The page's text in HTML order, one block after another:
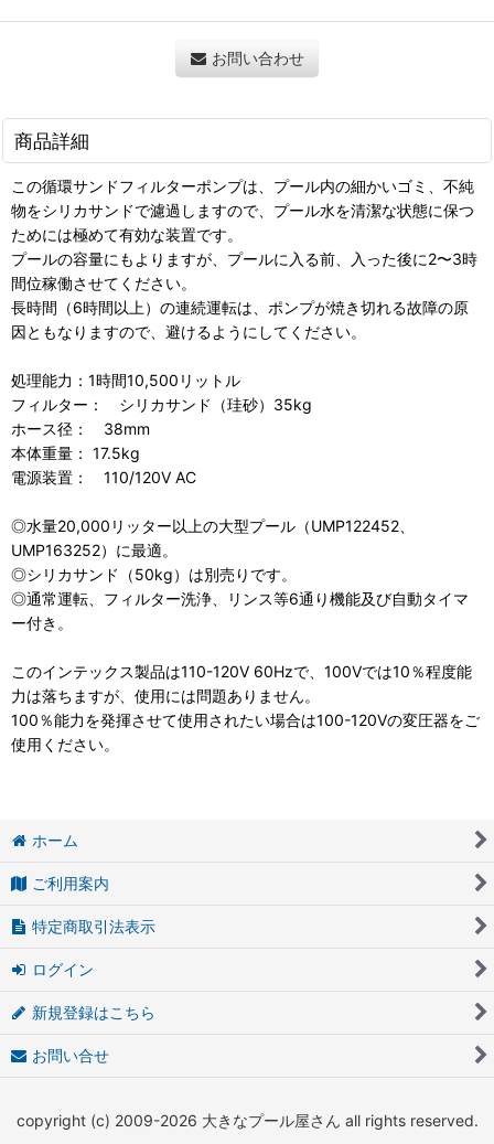
お問い合わせ
商品詳細
この循環サンドフィルターポンプは、プール内の細かいゴミ、不純
物をシリカサンドで濾過しますので、プール水を清潔な状態に保つ
ためには極めて有効な装置です。
プールの容量にもよりますが、プールに入る前、入った後に2〜3時
間位稼働させてください。
長時間（6時間以上）の連続運転は、ポンプが焼き切れる故障の原
因ともなりますので、避けるようにしてください。
処理能力：1時間10,500リットル
フィルター： シリカサンド（珪砂）35kg
ホース径： 38mm
本体重量： 17.5kg
電源装置： 110/120V AC
◎水量20,000リッター以上の大型プール（UMP122452、
UMP163252）に最適。
◎シリカサンド（50kg）は別売りです。
◎通常運転、フィルター洗浄、リンス等6通り機能及び自動タイマ
ー付き。
このインテックス製品は110-120V 60Hzで、100Vでは10％程度能
力は落ちますが、使用には問題ありません。
100％能力を発揮させて使用されたい場合は100-120Vの変圧器をご
使用ください。
ホーム
ご利用案内
特定商取引法表示
ログイン
新規登録はこちら
お問い合せ
copyright (c) 2009-2026 大きなプール屋さん all rights reserved.